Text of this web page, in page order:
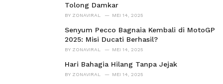
Tolong Damkar
BY ZONAVIRAL MEI 14, 2025
Senyum Pecco Bagnaia Kembali di MotoGP
2025: Misi Ducati Berhasil?
BY ZONAVIRAL MEI 14, 2025
Hari Bahagia Hilang Tanpa Jejak
BY ZONAVIRAL MEI 14, 2025